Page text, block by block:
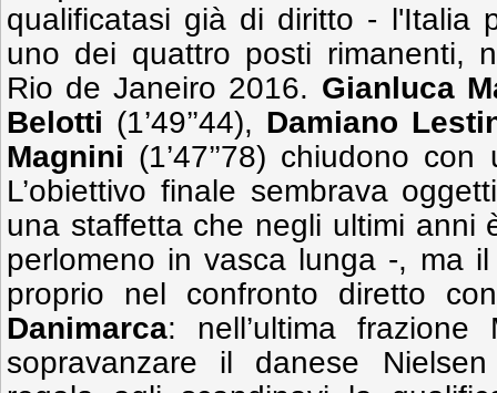
qualificatasi già di diritto - l'Italia
uno dei quattro posti rimanenti,
Rio de Janeiro 2016. Gianluca
Belotti (1’49’’44), Damiano
Magnini (1’47’’78) chiudono
L’obiettivo finale sembrava
una staffetta che negli ultimi anni
perlomeno in vasca lunga -, ma
proprio nel confronto diretto
Danimarca: nell’ultima
sopravanzare il danese